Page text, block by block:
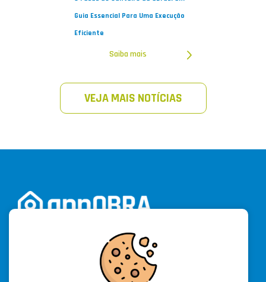
Saiba mais
Guia Essencial Para Uma Execução
Eficiente
VEJA MAIS NOTÍCIAS
15 dias e aproveite ilimitadamente os recursos
novo e revolucionário.